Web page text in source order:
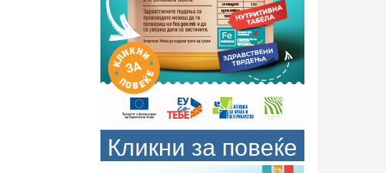
Кликни за повеќе